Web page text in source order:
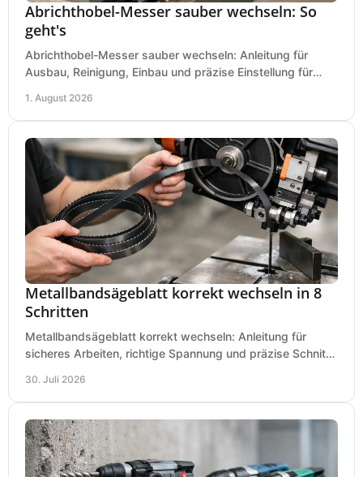
Abrichthobel-Messer sauber wechseln: So
geht's
Abrichthobel-Messer sauber wechseln: Anleitung für
Ausbau, Reinigung, Einbau und präzise Einstellung für
1. August 2026
Metallbandsägeblatt korrekt wechseln in 8
Schritten
Metallbandsägeblatt korrekt wechseln: Anleitung für
sicheres Arbeiten, richtige Spannung und präzise Schnitte
30. Juli 2026